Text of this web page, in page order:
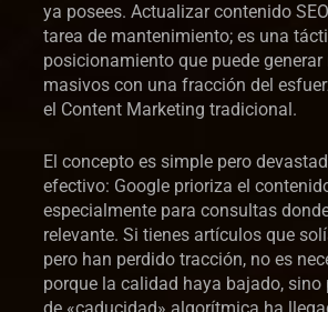
ya posees. Actualizar contenido
tarea de mantenimiento; es una
posicionamiento que puede
masivos con una fracción del
el Content Marketing tradicional.
El concepto es simple pero
efectivo: Google prioriza el
especialmente para consultas
relevante. Si tienes artículos que
pero han perdido tracción, no es
porque la calidad haya bajado, sino